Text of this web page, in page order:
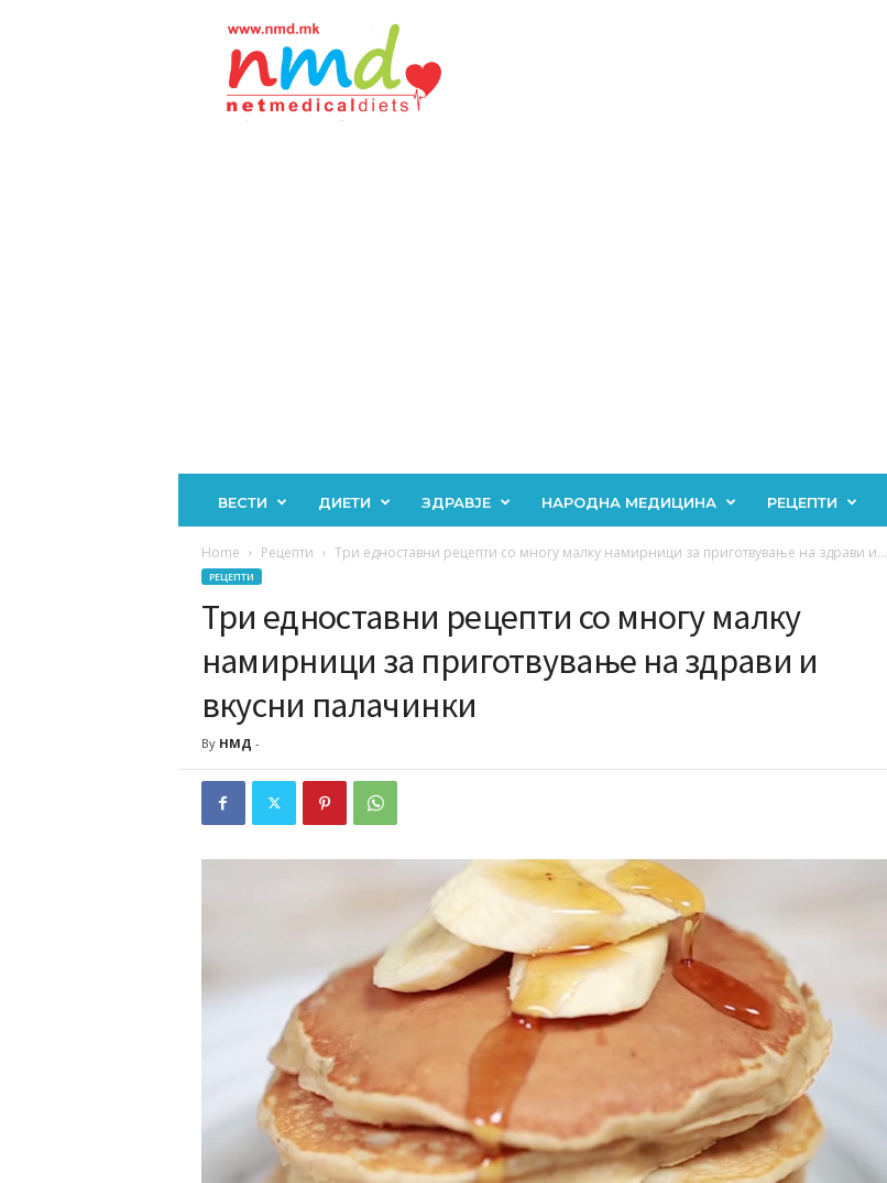
ВЕСТИ ДИЕТИ ЗДРАВЈЕ НАРОДНА МЕДИЦИНА РЕЦЕПТИ
Home Рецепти Три едноставни рецепти со многу малку намирници за приготвување на здрави и...
РЕЦЕПТИ
Три едноставни рецепти со многу малку
намирници за приготвување на здрави и
вкусни палачинки
By НМД -